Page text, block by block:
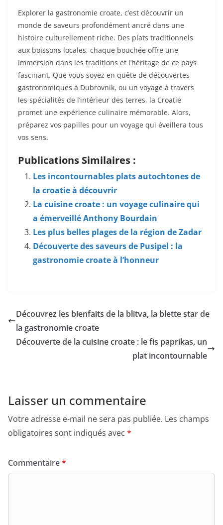
Explorer la gastronomie croate, c’est découvrir un
monde de saveurs profondément ancré dans une
histoire culturellement riche. Des plats traditionnels
aux boissons locales, chaque bouchée offre une
immersion dans les traditions et l’héritage de ce pays
fascinant. Que vous soyez en quête de découvertes
gastronomiques à Dubrovnik, ou un voyage à travers
les spécialités de l’intérieur des terres, la Croatie
promet une expérience culinaire mémorable. Alors,
préparez vos papilles pour un voyage qui éveillera tous
vos sens.
Publications Similaires :
Les incontournables plats autochtones de
la croatie à découvrir
La cuisine croate : un voyage culinaire qui
a émerveillé Anthony Bourdain
Les plus belles plages de la région de Zadar
Découverte des saveurs de Pusipel : la
gastronomie croate à l’honneur
Découvrez les bienfaits de la blitva, la blette star de
la gastronomie croate
Découverte de la cuisine croate : le fis paprikas, un
plat incontournable
Laisser un commentaire
Votre adresse e-mail ne sera pas publiée. Les champs
obligatoires sont indiqués avec *
Commentaire*